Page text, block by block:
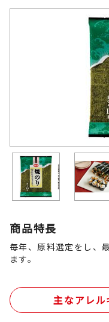
商品特長
毎年、原料選定をし、
ます。
主なアレ